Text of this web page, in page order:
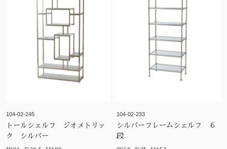
104-02-245
トールシェルフ ジオメトリッ
ク シルバー
104-02-233
シルバーフレームシェルフ ６
段